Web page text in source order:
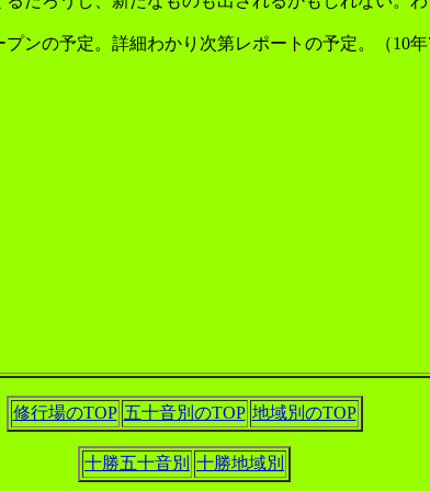
ンの予定。詳細わかり次第レポートの予定。（10年
修行場のTOP 五十音別のTOP 地域別のTOP
十勝五十音別 十勝地域別